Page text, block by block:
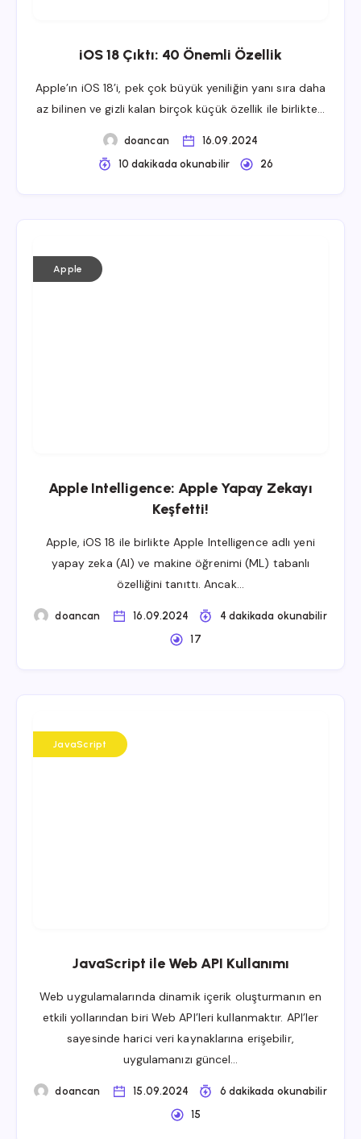
iOS 18 Çıktı: 40 Önemli Özellik
Apple’ın iOS 18’i, pek çok büyük yeniliğin yanı sıra daha
az bilinen ve gizli kalan birçok küçük özellik ile birlikte…
doancan
16.09.2024
10 dakikada okunabilir
26
Apple
Apple Intelligence: Apple Yapay Zekayı
Keşfetti!
Apple, iOS 18 ile birlikte Apple Intelligence adlı yeni
yapay zeka (AI) ve makine öğrenimi (ML) tabanlı
özelliğini tanıttı. Ancak…
doancan 16.09.2024
4 dakikada okunabilir
17
JavaScript
JavaScript ile Web API Kullanımı
Web uygulamalarında dinamik içerik oluşturmanın en
etkili yollarından biri Web API’leri kullanmaktır. API’ler
sayesinde harici veri kaynaklarına erişebilir,
uygulamanızı güncel…
doancan 15.09.2024
6 dakikada okunabilir
15